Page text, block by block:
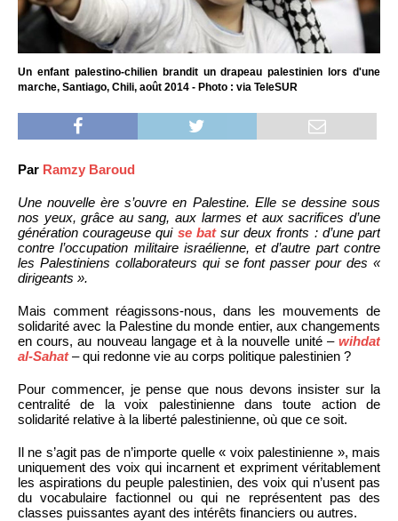
Un enfant palestino-chilien brandit un drapeau palestinien lors d'une
marche, Santiago, Chili, août 2014 - Photo : via TeleSUR
Par Ramzy Baroud
Une nouvelle ère s’ouvre en Palestine. Elle se dessine sous
nos yeux, grâce au sang, aux larmes et aux sacrifices d’une
génération courageuse qui se batsur deux fronts : d’une part
contre l’occupation militaire israélienne, et d’autre part contre
les Palestiniens collaborateurs qui se font passer pour des «
dirigeants ».
Mais comment réagissons-nous, dans les mouvements de
solidarité avec la Palestine du monde entier, aux changements
en cours, au nouveau langage et à la nouvelle unité – wihdat
al-Sahat– qui redonne vie au corps politique palestinien ?
Pour commencer, je pense que nous devons insister sur la
centralité de la voix palestinienne dans toute action de
solidarité relative à la liberté palestinienne, où que ce soit.
Il ne s’agit pas de n’importe quelle « voix palestinienne », mais
uniquement des voix qui incarnent et expriment véritablement
les aspirations du peuple palestinien, des voix qui n’usent pas
du vocabulaire factionnel ou qui ne représentent pas des
classes puissantes ayant des intérêts financiers ou autres.